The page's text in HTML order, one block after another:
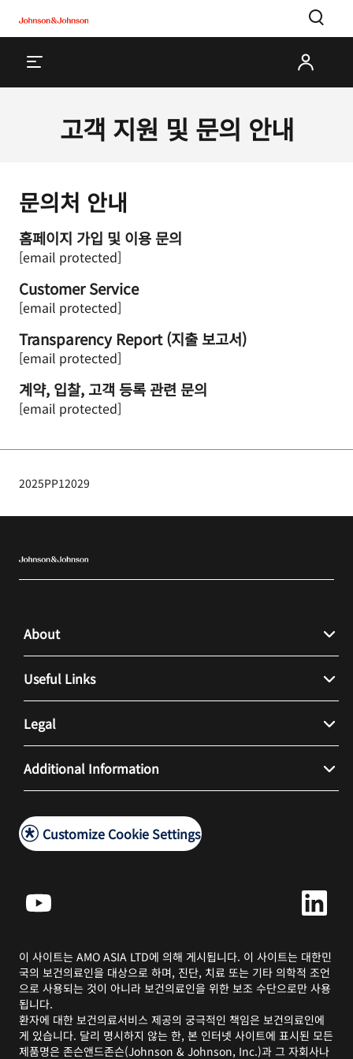
고객 지원 및 문의 안내
문의처 안내
홈페이지 가입 및 이용 문의
[email protected]
Customer Service
[email protected]
Transparency Report (지출 보고서)
[email protected]
계약, 입찰, 고객 등록 관련 문의
[email protected]
2025PP12029
About
About Us
Careers
Useful Links
문의하기
사이트 맵
SSO 로그인
Legal
개인정보 처리방침
이용 약관
쿠키 정책
접근성 정책
Additional Information
Medical Information Request
Customize Cookie Settings
이 사이트는 AMO ASIA LTD에 의해 게시됩니다. 이 사이트는 대한민
국의 보건의료인을 대상으로 하며, 진단, 치료 또는 기타 의학적 조언
으로 사용되는 것이 아니라 보건의료인을 위한 보조 수단으로만 사용
됩니다.
환자에 대한 보건의료서비스 제공의 궁극적인 책임은 보건의료인에
게 있습니다. 달리 명시하지 않는 한, 본 인터넷 사이트에 표시된 모든
제품명은 존슨앤드존슨(Johnson & Johnson, Inc.)과 그 자회사나